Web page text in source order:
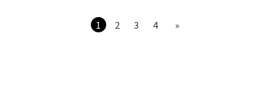
1 2 3 4 »